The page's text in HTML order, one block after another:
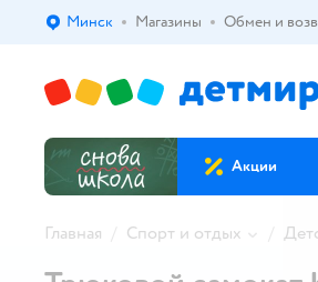
Выбор адреса доставки.
Минск Магазины Обмен и
Акции
Главная Спорт и отдых